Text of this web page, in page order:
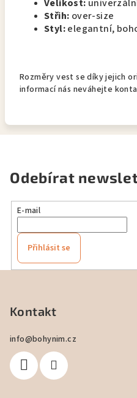
Velikost:
Střih: over-size
Styl:elegantní,
Rozměry vest se díky jejich
informací nás neváhejte
Odebírat
E-mail
Přihlásit se
Kontakt
info@bohynim.cz